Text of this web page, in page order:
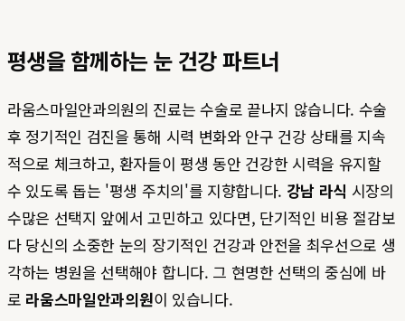
평생을 함께하는 눈 건강 파트너
라움스마일안과의원의 진료는 수술로 끝나지 않습니다. 수술
후 정기적인 검진을 통해 시력 변화와 안구 건강 상태를 지속
적으로 체크하고, 환자들이 평생 동안 건강한 시력을 유지할
수 있도록 돕는 '평생 주치의'를 지향합니다. 강남 라식 시장의
수많은 선택지 앞에서 고민하고 있다면, 단기적인 비용 절감보
다 당신의 소중한 눈의 장기적인 건강과 안전을 최우선으로 생
각하는 병원을 선택해야 합니다. 그 현명한 선택의 중심에 바
로 라움스마일안과의원이 있습니다.